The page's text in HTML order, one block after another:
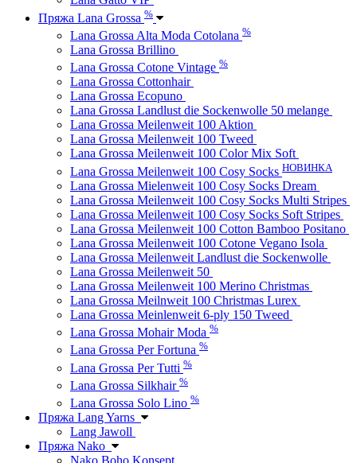
Пряжа Lana Grossa %
Lana Grossa Alta Moda Cotolana %
Lana Grossa Brillino
Lana Grossa Cotone Vintage %
Lana Grossa Cottonhair
Lana Grossa Ecopuno
Lana Grossa Landlust die Sockenwolle 50 melange
Lana Grossa Meilenweit 100 Aktion
Lana Grossa Meilenweit 100 Tweed
Lana Grossa Meilenweit 100 Color Mix Soft
Lana Grossa Meilenweit 100 Cosy Socks НОВИНКА
Lana Grossa Mielenweit 100 Cosy Socks Dream
Lana Grossa Meilenweit 100 Cosy Socks Multi Stripes
Lana Grossa Meilenweit 100 Cosy Socks Soft Stripes
Lana Grossa Meilenweit 100 Cotton Bamboo Positano
Lana Grossa Meilenweit 100 Cotone Vegano Isola
Lana Grossa Meilenweit Landlust die Sockenwolle
Lana Grossa Meilenweit 50
Lana Grossa Meilenweit 100 Merino Christmas
Lana Grossa Meilnweit 100 Christmas Lurex
Lana Grossa Meinlenweit 6-ply 150 Tweed
Lana Grossa Mohair Moda %
Lana Grossa Per Fortuna %
Lana Grossa Per Tutti %
Lana Grossa Silkhair %
Lana Grossa Solo Lino %
Пряжа Lang Yarns
Lang Jawoll
Пряжа Nako